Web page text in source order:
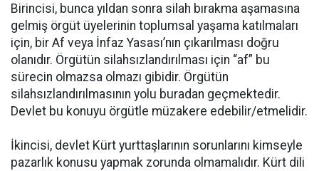
Birincisi, bunca yıldan sonra silah bırakma aşamasına
gelmiş örgüt üyelerinin toplumsal yaşama katılmaları
için, bir Af veya İnfaz Yasası’nın çıkarılması doğru
olanıdır. Örgütün silahsızlandırılması için “af” bu
sürecin olmazsa olmazı gibidir. Örgütün
silahsızlandırılmasının yolu buradan geçmektedir.
Devlet bu konuyu örgütle müzakere edebilir/etmelidir.
İkincisi, devlet Kürt yurttaşlarının sorunlarını kimseyle
pazarlık konusu yapmak zorunda olmamalıdır. Kürt dili